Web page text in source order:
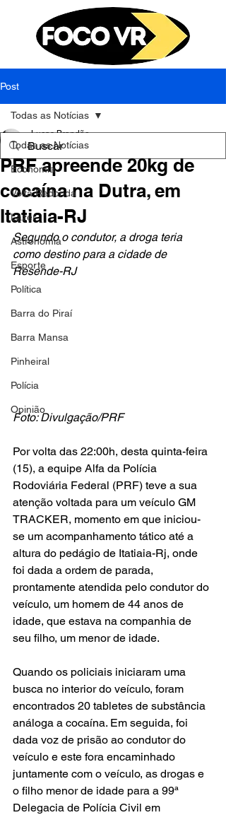
Post
Todas as Notícias
Economia
Volta Redonda
Lazer
Astronomia
Esporte
Política
Barra do Piraí
Barra Mansa
Pinheiral
Polícia
Opinião
Todas as Notícias
PRF apreende 20kg de
cocaína na Dutra, em
Itatiaia-RJ
Lucas Brandão
16 de fev. de 2024
Segundo o condutor, a droga teria
como destino para a cidade de
Resende-RJ
Foto: Divulgação/PRF
Por volta das 22:00h, desta quinta-feira
(15), a equipe Alfa da Polícia
Rodoviária Federal (PRF) teve a sua
atenção voltada para um veículo GM
TRACKER, momento em que iniciou-
se um acompanhamento tático até a
altura do pedágio de Itatiaia-Rj, onde
foi dada a ordem de parada,
prontamente atendida pelo condutor do
veículo, um homem de 44 anos de
idade, que estava na companhia de
seu filho, um menor de idade.
Quando os policiais iniciaram uma
busca no interior do veículo, foram
encontrados 20 tabletes de substância
análoga a cocaína. Em seguida, foi
dada voz de prisão ao condutor do
veículo e este fora encaminhado
juntamente com o veículo, as drogas e
o filho menor de idade para a 99ª
Delegacia de Polícia Civil em